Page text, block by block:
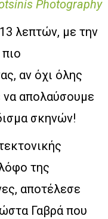
Photography
λεπτών, με την
αν όχι όλης
απολαύσουμε
σκηνών!
της
αποτέλεσε
Γαβρά που